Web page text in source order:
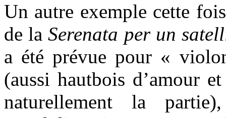
Un autre exemple cette
de laSerenata per un
a été prévue pour «
(aussi hautbois d’amour
naturellement la